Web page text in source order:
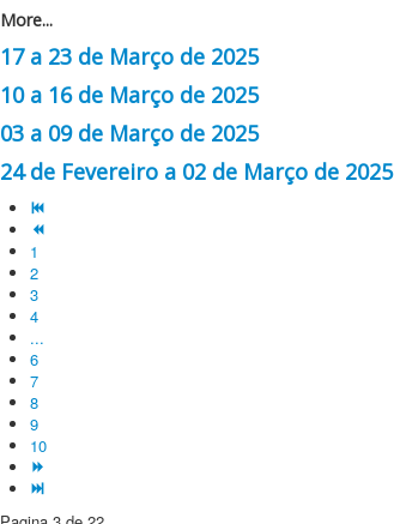
More...
17 a 23 de Março de 2025
10 a 16 de Março de 2025
03 a 09 de Março de 2025
24 de Fevereiro a 02 de Março de 2025
1
2
3
4
...
6
7
8
9
10